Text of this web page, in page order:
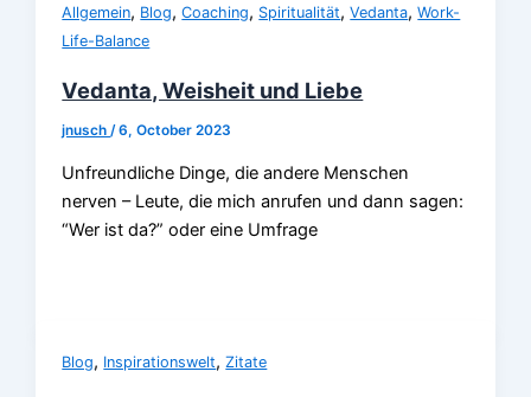
Allgemein, Blog,Coaching, Spiritualität,Vedanta,Work-
Life-Balance
Vedanta, Weisheit und Liebe
jnusch/6, October 2023
Unfreundliche Dinge, die andere Menschen
nerven – Leute, die mich anrufen und dann sagen:
“Wer ist da?” oder eine Umfrage
Blog, Inspirationswelt,Zitate